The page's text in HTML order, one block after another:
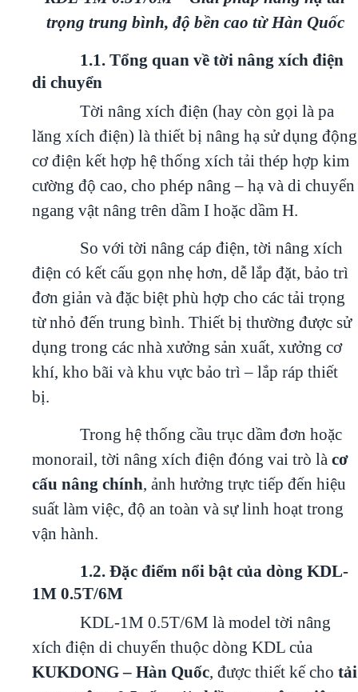
trọng trung bình, độ bền cao từ Hàn Quốc
1.1. Tổng quan về tời nâng xích điện
di chuyển
Tời nâng xích điện (hay còn gọi là pa
lăng xích điện) là thiết bị nâng hạ sử dụng động
cơ điện kết hợp hệ thống xích tải thép hợp kim
cường độ cao, cho phép nâng – hạ và di chuyển
ngang vật nâng trên dầm I hoặc dầm H.
So với tời nâng cáp điện, tời nâng xích
điện có kết cấu gọn nhẹ hơn, dễ lắp đặt, bảo trì
đơn giản và đặc biệt phù hợp cho các tải trọng
từ nhỏ đến trung bình. Thiết bị thường được sử
dụng trong các nhà xưởng sản xuất, xưởng cơ
khí, kho bãi và khu vực bảo trì – lắp ráp thiết
bị.
Trong hệ thống cầu trục dầm đơn hoặc
monorail, tời nâng xích điện đóng vai trò là cơ
cấu nâng chính, ảnh hưởng trực tiếp đến hiệu
suất làm việc, độ an toàn và sự linh hoạt trong
vận hành.
1.2. Đặc điểm nổi bật của dòng KDL-
1M 0.5T/6M
KDL-1M 0.5T/6M là model tời nâng
xích điện di chuyển thuộc dòng KDL của
KUKDONG – Hàn Quốc, được thiết kế cho tải